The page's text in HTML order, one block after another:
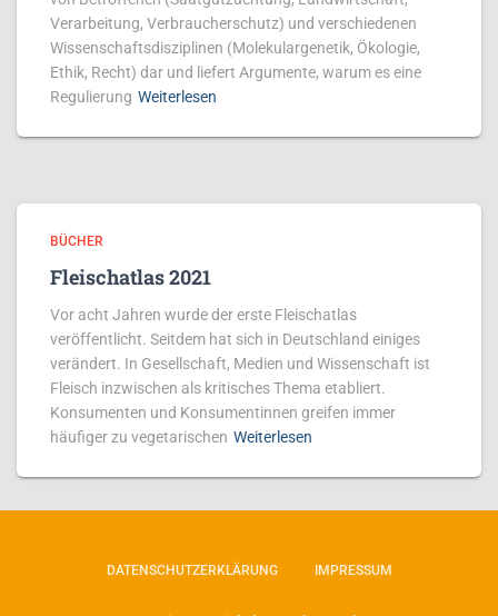
Verarbeitung, Ver­braucher­schutz) und verschiedenen
Wis­sen­­schafts­disziplinen (Molekular­ge­netik, Ökolo­gie,
Ethik, Recht) dar und liefert Argumente, warum es eine
Regulierung Weiterlesen
BÜCHER
Fleischatlas 2021
Vor acht Jahren wurde der erste Fleischatlas
veröffentlicht. Seitdem hat sich in Deutschland einiges
verändert. In Gesellschaft, Medien und Wissenschaft ist
Fleisch inzwischen als kritisches Thema etabliert.
Konsumenten und Konsumentinnen greifen immer
häufiger zu vegetarischen Weiterlesen
DATENSCHUTZERKLÄRUNG IMPRESSUM